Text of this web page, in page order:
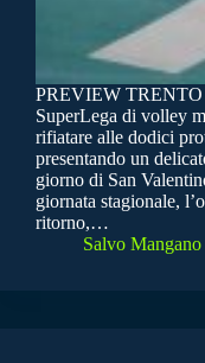
PREVIEW TRENTO
SuperLega di volley
rifiatare alle dodici
presentando un
giorno di San
giornata stagionale,
ritorno,…
Salvo Mangano